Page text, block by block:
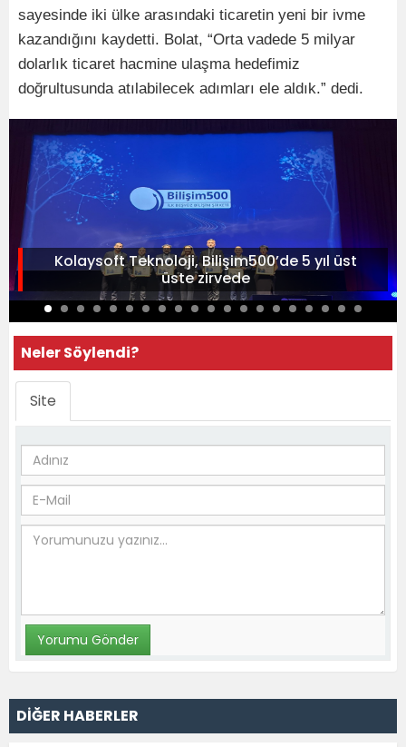
sayesinde iki ülke arasındaki ticaretin yeni bir ivme
kazandığını kaydetti. Bolat, “Orta vadede 5 milyar
dolarlık ticaret hacmine ulaşma hedefimiz
doğrultusunda atılabilecek adımları ele aldık.” dedi.
Kolaysoft Teknoloji, Bilişim500’de 5 yıl üst
üste zirvede
Neler Söylendi?
Site
DİĞER HABERLER